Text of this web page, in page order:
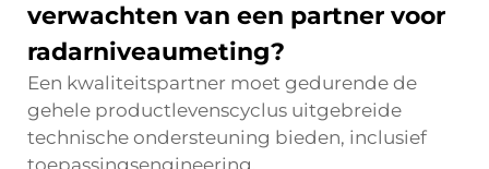
verwachten van een partner voor
radarniveaumeting?
Een kwaliteitspartner moet gedurende de
gehele productlevenscyclus uitgebreide
technische ondersteuning bieden, inclusief
toepassingsengineering,